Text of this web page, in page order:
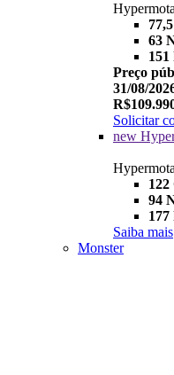
63
151
Preço
31/08/
Solicitar
new
94
177
Saiba mais
Monster